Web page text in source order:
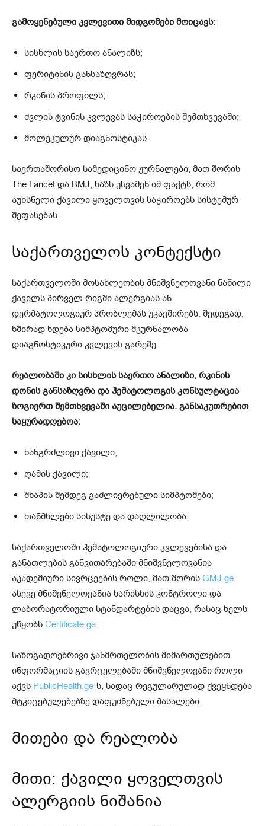
გამოყენებული კვლევითი მიდგომები მოიცავს:
სისხლის საერთო ანალიზს;
ფერიტინის განსაზღვრას;
რკინის პროფილს;
ძვლის ტვინის კვლევას საჭიროების შემთხვევაში;
მოლეკულურ დიაგნოსტიკას.
საერთაშორისო სამედიცინო ჟურნალები, მათ შორის
The Lancet და BMJ, ხაზს უსვამენ იმ ფაქტს, რომ
აუხსნელი ქავილი ყოველთვის საჭიროებს სისტემურ
შეფასებას.
საქართველოს კონტექსტი
საქართველოში მოსახლეობის მნიშვნელოვანი ნაწილი
ქავილს პირველ რიგში ალერგიას ან
დერმატოლოგიურ პრობლემას უკავშირებს. შედეგად,
ხშირად ხდება სიმპტომური მკურნალობა
დიაგნოსტიკური კვლევის გარეშე.
რეალობაში კი სისხლის საერთო ანალიზი, რკინის
დონის განსაზღვრა და ჰემატოლოგის კონსულტაცია
ზოგიერთ შემთხვევაში აუცილებელია. განსაკუთრებით
საყურადღებოა:
ხანგრძლივი ქავილი;
ღამის ქავილი;
შხაპის შემდეგ გაძლიერებული სიმპტომები;
თანმხლები სისუსტე და დაღლილობა.
საქართველოში ჰემატოლოგიური კვლევებისა და
განათლების განვითარებაში მნიშვნელოვანია
აკადემიური სივრცეების როლი, მათ შორის GMJ.ge.
ასევე მნიშვნელოვანია ხარისხის კონტროლი და
ლაბორატორიული სტანდარტების დაცვა, რასაც ხელს
უწყობს Certificate.ge.
საზოგადოებრივი ჯანმრთელობის მიმართულებით
ინფორმაციის გავრცელებაში მნიშვნელოვანი როლი
აქვს PublicHealth.ge-ს, სადაც რეგულარულად ქვეყნდება
მტკიცებულებებზე დაფუძნებული მასალები.
მითები და რეალობა
მითი: ქავილი ყოველთვის
ალერგიის ნიშანია